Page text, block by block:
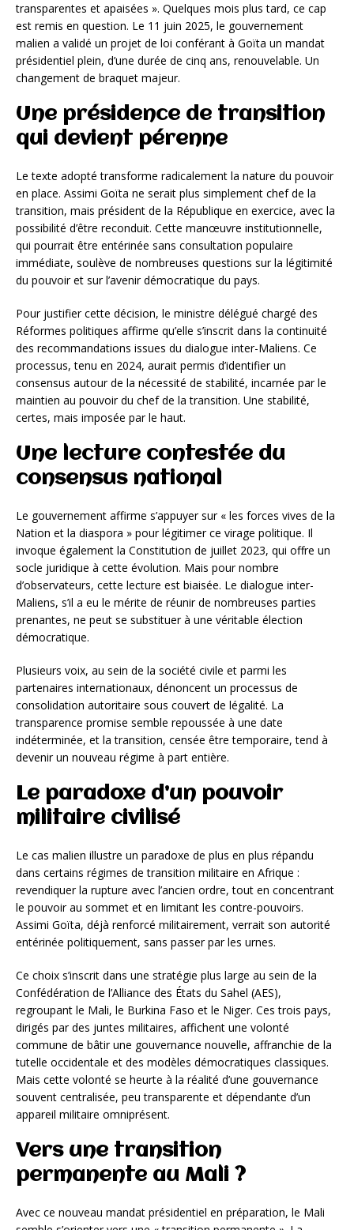
transparentes et apaisées ». Quelques mois plus tard, ce cap
est remis en question. Le 11 juin 2025, le gouvernement
malien a validé un projet de loi conférant à Goïta un mandat
présidentiel plein, d’une durée de cinq ans, renouvelable. Un
changement de braquet majeur.
Une présidence de transition
qui devient pérenne
Le texte adopté transforme radicalement la nature du pouvoir
en place. Assimi Goïta ne serait plus simplement chef de la
transition, mais président de la République en exercice, avec la
possibilité d’être reconduit. Cette manœuvre institutionnelle,
qui pourrait être entérinée sans consultation populaire
immédiate, soulève de nombreuses questions sur la légitimité
du pouvoir et sur l’avenir démocratique du pays.
Pour justifier cette décision, le ministre délégué chargé des
Réformes politiques affirme qu’elle s’inscrit dans la continuité
des recommandations issues du dialogue inter-Maliens. Ce
processus, tenu en 2024, aurait permis d’identifier un
consensus autour de la nécessité de stabilité, incarnée par le
maintien au pouvoir du chef de la transition. Une stabilité,
certes, mais imposée par le haut.
Une lecture contestée du
consensus national
Le gouvernement affirme s’appuyer sur « les forces vives de la
Nation et la diaspora » pour légitimer ce virage politique. Il
invoque également la Constitution de juillet 2023, qui offre un
socle juridique à cette évolution. Mais pour nombre
d’observateurs, cette lecture est biaisée. Le dialogue inter-
Maliens, s’il a eu le mérite de réunir de nombreuses parties
prenantes, ne peut se substituer à une véritable élection
démocratique.
Plusieurs voix, au sein de la société civile et parmi les
partenaires internationaux, dénoncent un processus de
consolidation autoritaire sous couvert de légalité. La
transparence promise semble repoussée à une date
indéterminée, et la transition, censée être temporaire, tend à
devenir un nouveau régime à part entière.
Le paradoxe d’un pouvoir
militaire civilisé
Le cas malien illustre un paradoxe de plus en plus répandu
dans certains régimes de transition militaire en Afrique :
revendiquer la rupture avec l’ancien ordre, tout en concentrant
le pouvoir au sommet et en limitant les contre-pouvoirs.
Assimi Goïta, déjà renforcé militairement, verrait son autorité
entérinée politiquement, sans passer par les urnes.
Ce choix s’inscrit dans une stratégie plus large au sein de la
Confédération de l’Alliance des États du Sahel (AES),
regroupant le Mali, le Burkina Faso et le Niger. Ces trois pays,
dirigés par des juntes militaires, affichent une volonté
commune de bâtir une gouvernance nouvelle, affranchie de la
tutelle occidentale et des modèles démocratiques classiques.
Mais cette volonté se heurte à la réalité d’une gouvernance
souvent centralisée, peu transparente et dépendante d’un
appareil militaire omniprésent.
Vers une transition
permanente au Mali ?
Avec ce nouveau mandat présidentiel en préparation, le Mali